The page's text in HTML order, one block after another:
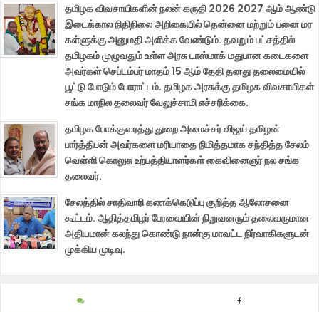
தமிழக விவசாயிகளின் நலன் கருதி 2026 2027 ஆம் ஆண்டு
இடைக்கால நிதிநிலை அறிகையில் தென்னை மற்றும் பனை மர
கள்ளுக்கு அனுமதி அளிக்க வேண்டும். தவறும் பட்சத்தில்
தமிழகம் முழுவதும் உள்ள அரசு டாஸ்மாக் மதுபான கடைகளை
அவர்கள் செப்டம்பர் மாதம் 15 ஆம் தேதி தனது தலைமையில்
பூட்டு போடும் போராட்டம். தமிழக அரசுக்கு தமிழக விவசாயிகள்
சங்க மாநில தலைவர் வேலுச்சாமி எச்சரிக்கை.
தமிழக போக்குவரத்து துறை அமைச்சர் விஜய் தமிழன்
பார்த்திபன் அவர்களை மரியாதை நிமித்தமாக சந்தித்த சேலம்
வெள்ளி கொலுசு உற்பத்தியாளர்கள் கைவினைஞர் நல சங்க
தலைவர்.
சேலத்தில் சாதிவாரி கணக்கெடுப்பு குறித்த ஆலோசனை
கூட்டம். ஆதித்தமிழர் பேரவையின் நிறுவனரும் தலைவருமான
அதியமான் கலந்து கொண்டு நான்கு மாவட்ட நிர்வாகிகளுடன்
முக்கிய முடிவு.